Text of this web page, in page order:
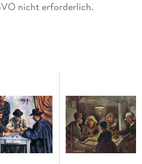
VO nicht erforderlich.